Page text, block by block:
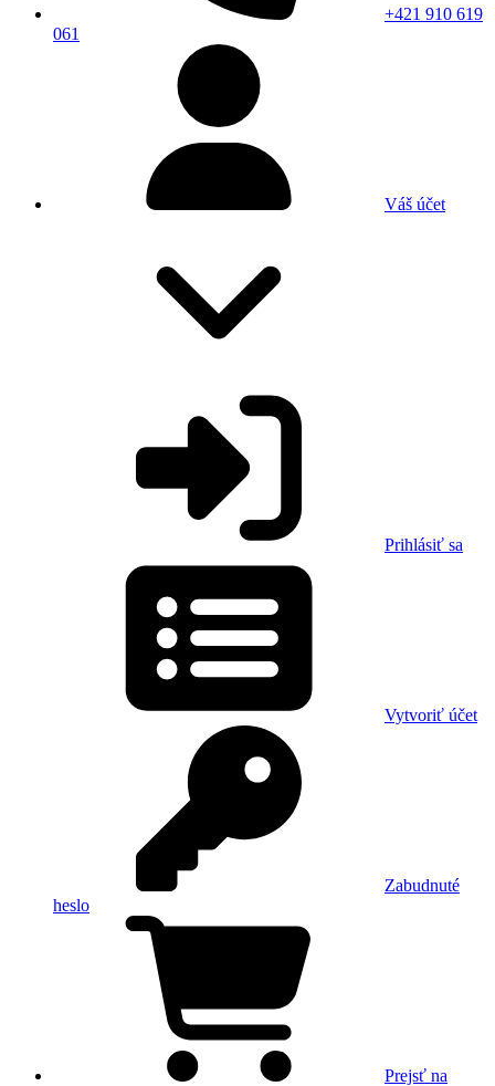
+421 910 619
061
Váš účet
Prihlásiť sa
Vytvoriť účet
Zabudnuté
heslo
Prejsť na